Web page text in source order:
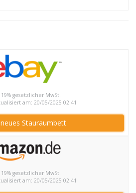
gesetzlicher MwSt.
am: 20/05/2025 02:41
Stauraumbett
gesetzlicher MwSt.
am: 20/05/2025 02:41